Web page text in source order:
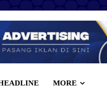
MORE